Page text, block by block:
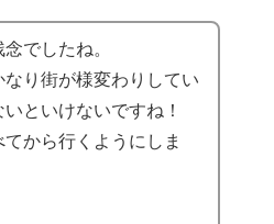
でしたね。
り街が様変わりしてい
といけないですね！
から行くようにしま